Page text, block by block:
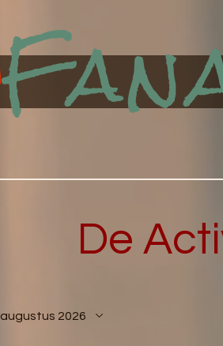
De
augustus 2026